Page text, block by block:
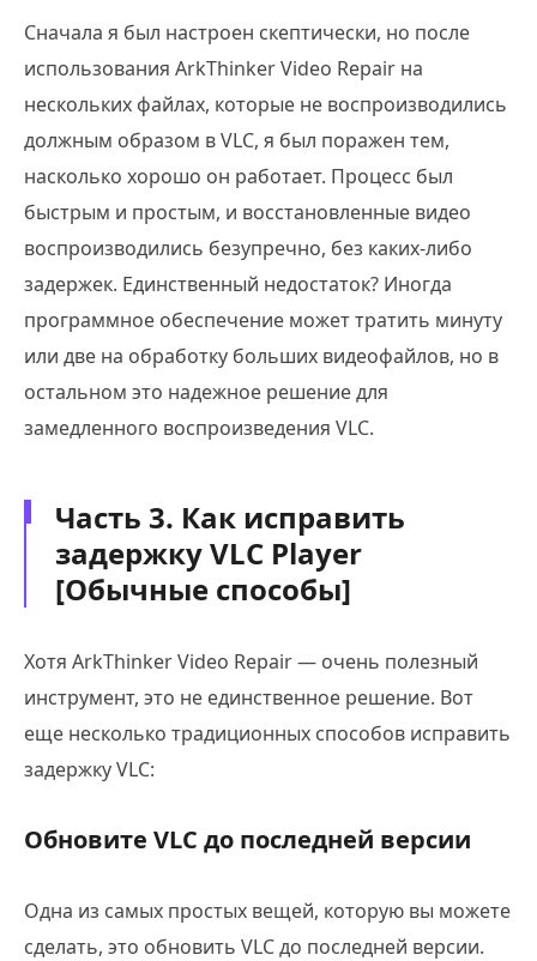
Сначала я был настроен скептически, но после
использования ArkThinker Video Repair на
нескольких файлах, которые не воспроизводились
должным образом в VLC, я был поражен тем,
насколько хорошо он работает. Процесс был
быстрым и простым, и восстановленные видео
воспроизводились безупречно, без каких-либо
задержек. Единственный недостаток? Иногда
программное обеспечение может тратить минуту
или две на обработку больших видеофайлов, но в
остальном это надежное решение для
замедленного воспроизведения VLC.
Часть 3. Как исправить
задержку VLC Player
[Обычные способы]
Хотя ArkThinker Video Repair — очень полезный
инструмент, это не единственное решение. Вот
еще несколько традиционных способов исправить
задержку VLC:
Обновите VLC до последней версии
Одна из самых простых вещей, которую вы можете
сделать, это обновить VLC до последней версии.